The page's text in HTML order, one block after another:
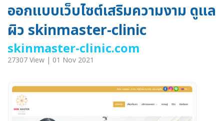
ออกแบบเว็บไซต์เสริมความงาม ดูแล
ผิว skinmaster-clinic
skinmaster-clinic.com
27307 View | 01 Nov 2021